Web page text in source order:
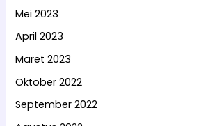
Mei 2023
April 2023
Maret 2023
Oktober 2022
September 2022